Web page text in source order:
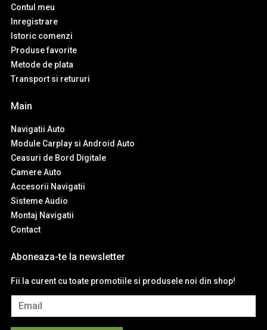
Contul meu
Inregistrare
Istoric comenzi
Produse favorite
Metode de plata
Transport si retururi
Main
Navigatii Auto
Module Carplay si Android Auto
Ceasuri de Bord Digitale
Camere Auto
Accesorii Navigatii
Sisteme Audio
Montaj Navigatii
Contact
Aboneaza-te la newsletter
Fii la curent cu toate promotiile si produsele noi din shop!
Email